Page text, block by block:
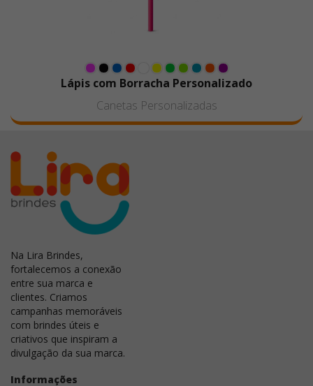
Lápis com Borracha Personalizado
Canetas Personalizadas
Na Lira Brindes,
fortalecemos a conexão
entre sua marca e
clientes. Criamos
campanhas memoráveis
com brindes úteis e
criativos que inspiram a
divulgação da sua marca.
Informações